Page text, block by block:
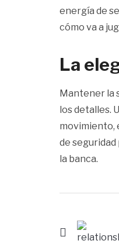
energía de
cómo va a
La
Mantener la
los detalles.
movimiento,
de
la banca.